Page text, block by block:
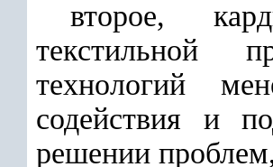
второе,
текстильной
технологий
содействия и
решении